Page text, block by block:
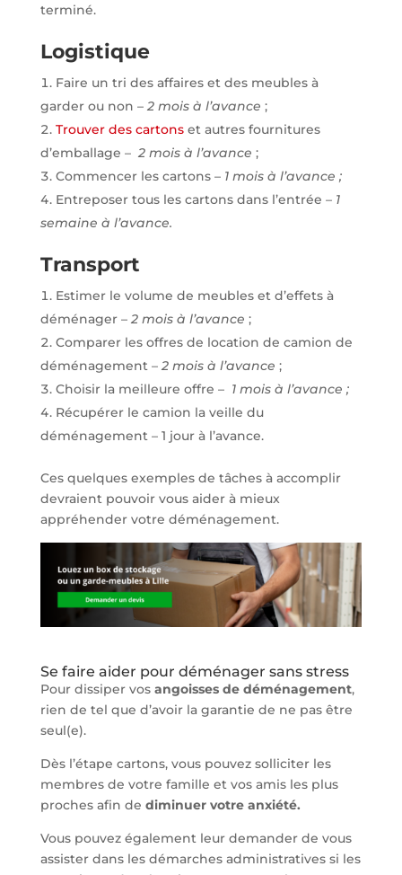
terminé.
Logistique
Faire un tri des affaires et des meubles à
garder ou non –2 mois à l’avance ;
Trouver des cartonset autres fournitures
d’emballage – 2 mois à l’avance ;
Commencer les cartons – 1 mois à l’avance ;
Entreposer tous les cartons dans l’entrée – 1
semaine à l’avance.
Transport
Estimer le volume de meubles et d’effets à
déménager – 2 mois à l’avance ;
Comparer les offres de location de camion de
déménagement – 2 mois à l’avance ;
Choisir la meilleure offre – 1 mois à l’avance ;
Récupérer le camion la veille du
déménagement – 1 jour à l’avance.
Ces quelques exemples de tâches à accomplir
devraient pouvoir vous aider à mieux
appréhender votre déménagement.
Se faire aider pour déménager sans stress
Pour dissiper vos angoisses de déménagement,
rien de tel que d’avoir la garantie de ne pas être
seul(e).
Dès l’étape cartons, vous pouvez solliciter les
membres de votre famille et vos amis les plus
proches afin de diminuer votre anxiété.
Vous pouvez également leur demander de vous
assister dans les démarches administratives si les